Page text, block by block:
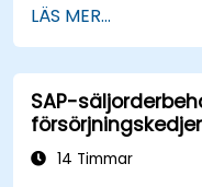
att hantera de
en
Förbättra
identifiera
arbetsflöden
LÄS MER...
SAP-
14 Timmar